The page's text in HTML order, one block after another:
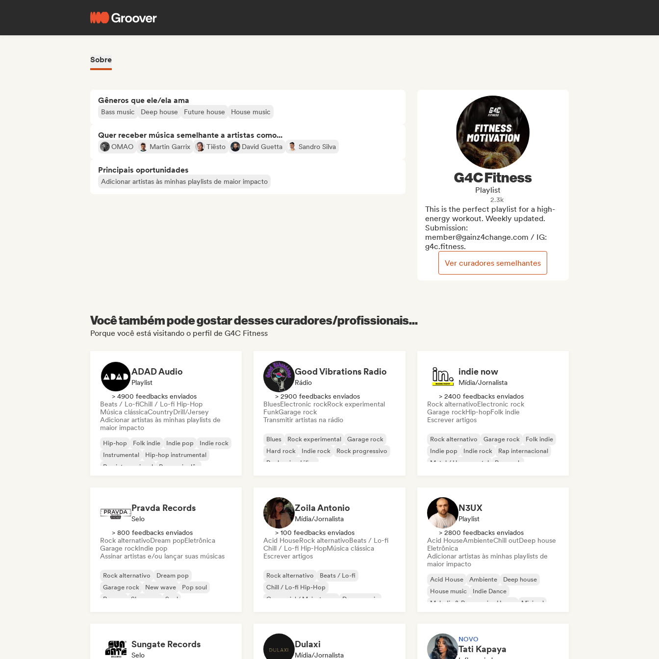
Sobre
Gêneros que ele/ela ama
Bass music Deep house Future house House music
Quer receber música semelhante a artistas como...
OMAO Martin Garrix Tiësto David Guetta Sandro Silva
Principais oportunidades
Adicionar artistas às minhas playlists de maior impacto G4C Fitness
Playlist
2.3k
This is the perfect playlist for a high-
energy workout. Weekly updated.
Submission:
member@gainz4change.com / IG:
g4c.fitness.
Ver curadores semelhantes
Você também pode gostar desses curadores/profissionais...
Porque você está visitando o perfil de G4C Fitness
ADAD Audio
Playlist
> 4900 feedbacks enviados
Beats / Lo-fiChill / Lo-fi Hip-Hop
Música clássicaCountryDrill/Jersey
Adicionar artistas às minhas playlists de
maior impacto
Hip-hop Folk indie Indie pop
Indie rock
Instrumental
Hip-hop instrumental
Rap internacional
Rap em inglês
Good Vibrations Radio
Rádio
> 2900 feedbacks enviados
BluesElectronic rockRock experimental
FunkGarage rock
Transmitir artistas na rádio
Blues Rock experimental
Garage rock
Hard rock
Indie rock
Rock progressivo
Rock psicodélico
indie now
Mídia/Jornalista
> 2400 feedbacks enviados
Rock alternativoElectronic rock
Garage rockHip-hopFolk indie
Escrever artigos
Rock alternativo Garage rock
Folk indie
Indie pop
Indie rock
Rap internacional
Metal / Heavy metal
Pop rock
Pravda Records
Selo
> 800 feedbacks enviados
Rock alternativoDream popEletrônica
Garage rockIndie pop
Assinar artistas e/ou lançar suas músicas
Rock alternativo
Dream pop
Garage rock
New wave
Pop soul
Reggae
Shoegaze Soul
Zoila Antonio
Mídia/Jornalista
> 100 feedbacks enviados
Acid HouseRock alternativoBeats / Lo-fi
Chill / Lo-fi Hip-HopMúsica clássica
Escrever artigos
Rock alternativo
Beats / Lo-fi
Chill / Lo-fi Hip-Hop
Comercial / Mainstream
Dance music
N3UX
Playlist
> 2800 feedbacks enviados
Acid HouseAmbienteChill outDeep house
Eletrônica
Adicionar artistas às minhas playlists de
maior impacto
Acid House Ambiente
Deep house
House music
Indie Dance
Melodic & Progressive House
Minimal
Sungate Records
Selo
Dulaxi
Mídia/Jornalista
NOVO
Tati Kapaya